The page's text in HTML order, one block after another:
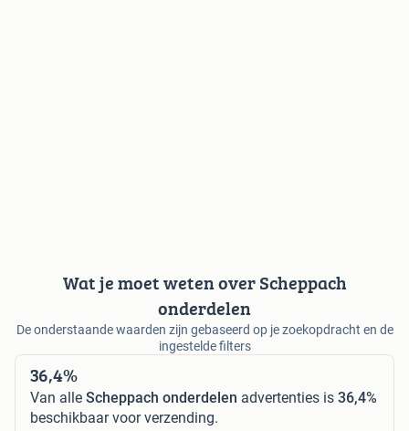
Wat je moet weten over Scheppach
onderdelen
De onderstaande waarden zijn gebaseerd op je zoekopdracht en de
ingestelde filters
36,4%
Van alle Scheppach onderdelen advertenties is 36,4%
beschikbaar voor verzending.